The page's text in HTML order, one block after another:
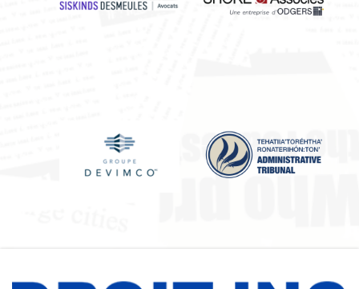
Siskinds, Desmeules, Avocats,
SHORE &
Devimco Immobilier Inc.